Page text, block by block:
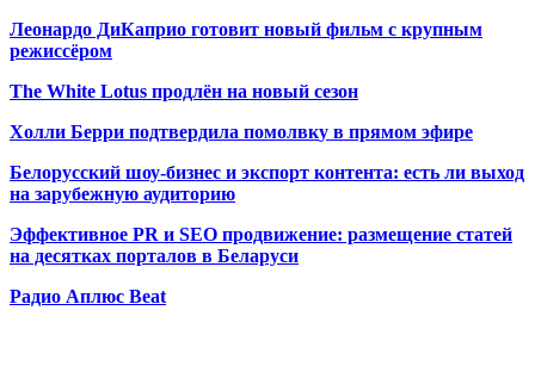
Леонардо ДиКаприо готовит новый фильм с крупным
режиссёром
The White Lotus продлён на новый сезон
Холли Берри подтвердила помолвку в прямом эфире
Белорусский шоу-бизнес и экспорт контента: есть ли выход
на зарубежную аудиторию
Эффективное PR и SEO продвижение: размещение статей
на десятках порталов в Беларуси
Радио Аплюс Beat